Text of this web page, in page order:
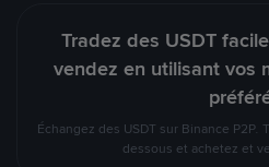
Tradez des USDT
vendez en utilisant vos
Échangez des USDT sur Binance
dessous et achetez et